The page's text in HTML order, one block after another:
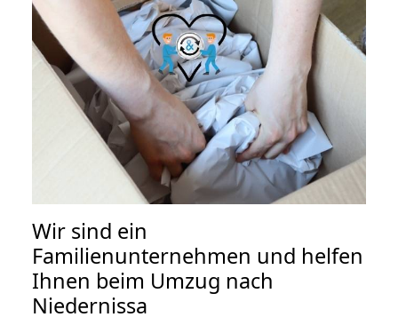
Wir sind ein
Familienunternehmen und helfen
Ihnen beim Umzug nach
Niedernissa